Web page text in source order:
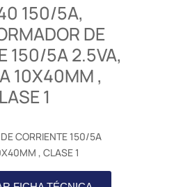
150/5A,
DE
150/5A 2.5VA,
10X40MM ,
1
CORRIENTE 150/5A
, CLASE 1